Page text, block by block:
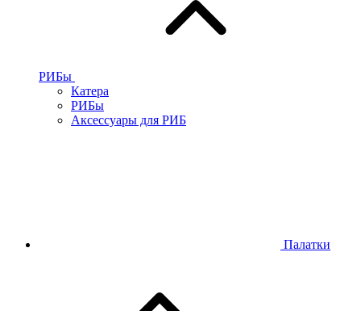
РИБы
Катера
РИБы
Аксессуары для РИБ
Палатки